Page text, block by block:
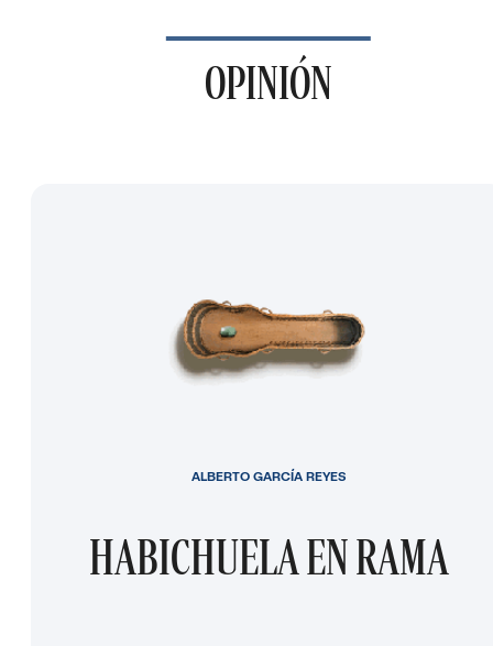
OPINIÓN
HABICHUELA EN RAMA
ALBERTO GARCÍA REYES